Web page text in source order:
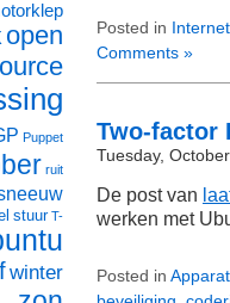
Posted in Internet
Comments »
Two-factor
Tuesday,
De post van
werken met
Posted in
open
Puppet
ruit
stuur T-
winter